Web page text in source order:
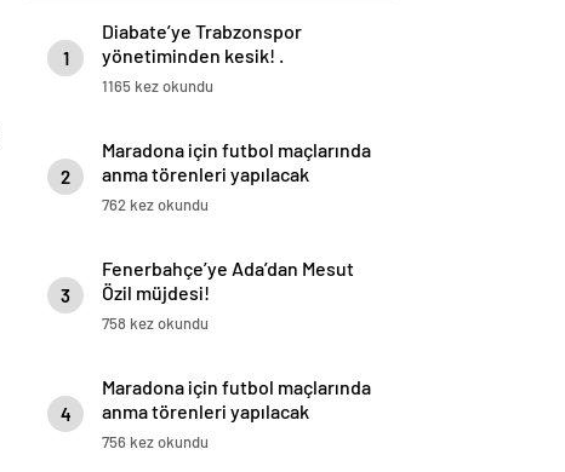
1
Diabate’ye Trabzonspor
yönetiminden kesik! .
1165 kez okundu
2
Maradona için futbol maçlarında
anma törenleri yapılacak
762 kez okundu
3
Fenerbahçe’ye Ada’dan Mesut
Özil müjdesi!
758 kez okundu
4
Maradona için futbol maçlarında
anma törenleri yapılacak
756 kez okundu